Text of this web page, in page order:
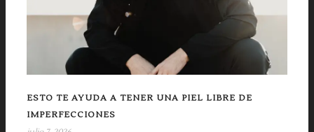
ESTO TE AYUDA A TENER UNA PIEL LIBRE DE
IMPERFECCIONES